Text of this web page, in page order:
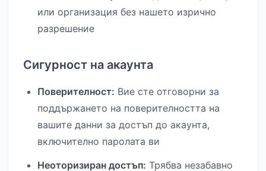
или организация без нашето изрично
разрешение
Сигурност на акаунта
Поверителност: Вие сте отговорни за
поддържането на поверителността на
вашите данни за достъп до акаунта,
включително паролата ви
Неоторизиран достъп: Трябва незабавно